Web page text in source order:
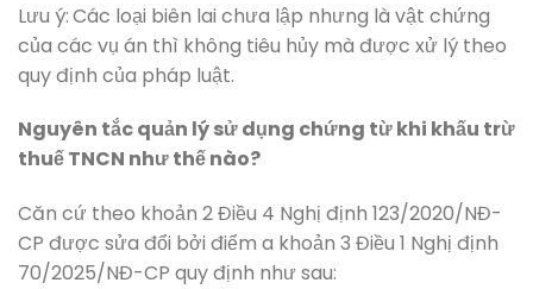
Lưu ý:Các loại biên lai chưa lập nhưng là vật chứng
của các vụ án thì không tiêu hủy mà được xử lý theo
quy định của pháp luật.
Nguyên tắc quản lý sử dụng chứng từ khi khấu trừ
thuế TNCN như thế nào?
Căn cứ theo khoản 2 Điều 4 Nghị định 123/2020/NĐ-
CP được sửa đổi bởi điểm a khoản 3 Điều 1 Nghị định
70/2025/NĐ-CP quy định như sau: